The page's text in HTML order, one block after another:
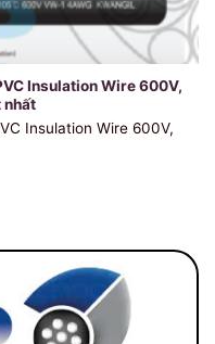
Insulation Wire 600V,
nhất
Insulation Wire 600V,